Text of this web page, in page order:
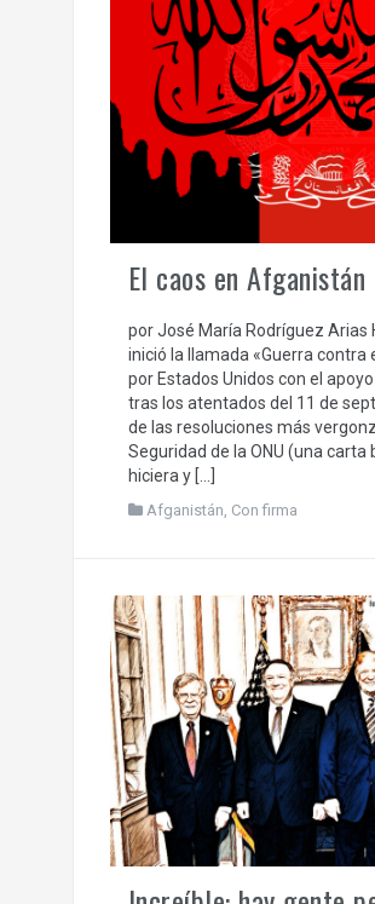
El caos en Afganistán
por José María Rodríguez Arias
inició la llamada «Guerra contra
por Estados Unidos con el
tras los atentados del 11 de
de las resoluciones más
Seguridad de la ONU (una carta
hiciera y […]
Afganistán, Con firma